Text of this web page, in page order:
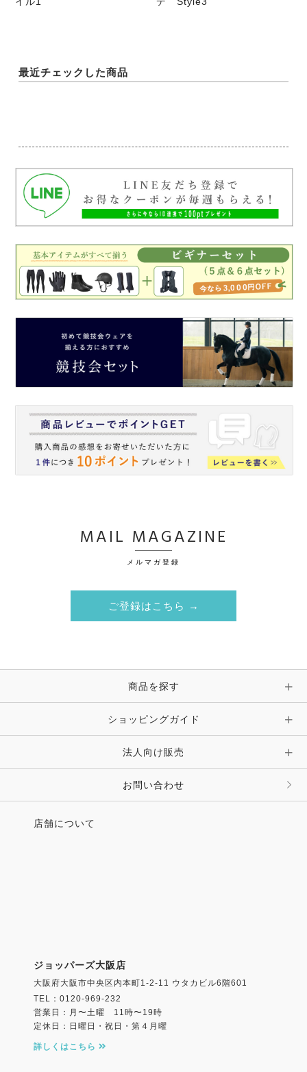
最近チェックした商品
MAIL MAGAZINE
メルマガ登録
ご登録はこちら →
商品を探す
ショッピングガイド
法人向け販売
お問い合わせ
店舗について
ジョッパーズ大阪店
大阪府大阪市中央区内本町1-2-11 ウタカビル6階601
TEL：0120-969-232
営業日：月〜土曜 11時〜19時
定休日：日曜日・祝日・第４月曜
詳しくはこちら